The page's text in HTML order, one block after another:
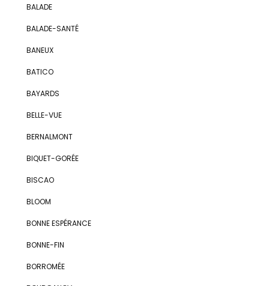
BALADE
BALADE-SANTÉ
BANEUX
BATICO
BAYARDS
BELLE-VUE
BERNALMONT
BIQUET-GORÉE
BISCAO
BLOOM
BONNE ESPÉRANCE
BONNE-FIN
BORROMÉE